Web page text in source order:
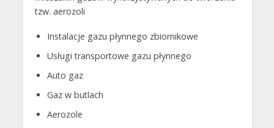
tzw. aerozoli
Instalacje gazu płynnego zbiornikowe
Usługi transportowe gazu płynnego
Auto gaz
Gaz w butlach
Aerozole